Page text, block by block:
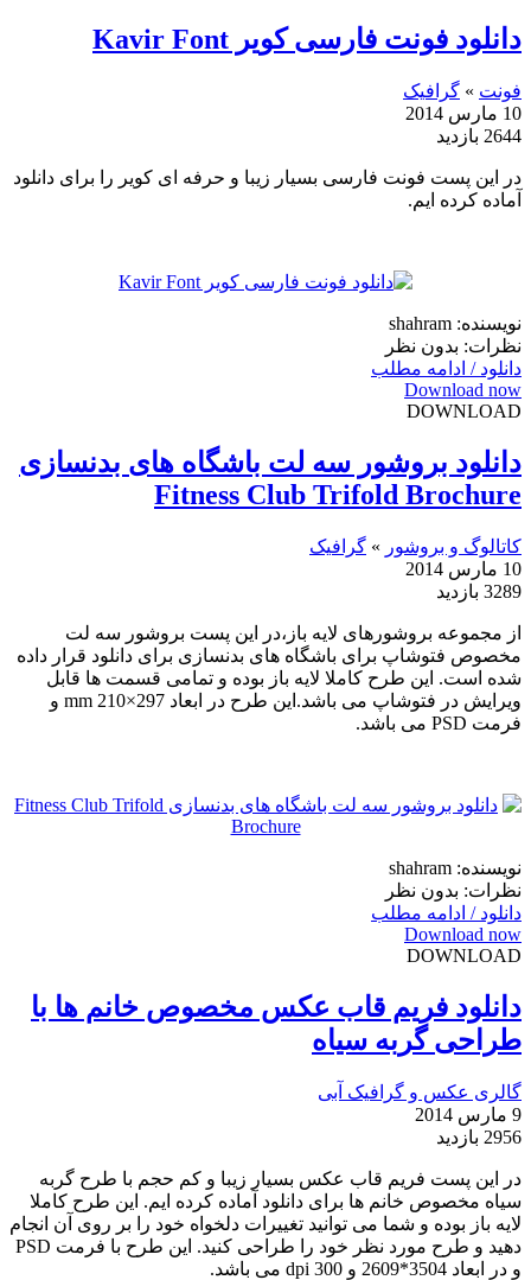
دانلود فونت فارسی کویر Kavir Font
فونت » گرافیک
10 مارس 2014
2644 بازدید
در این پست فونت فارسی بسیار زیبا و حرفه ای کویر را برای دانلود
آماده کرده ایم.
نویسنده: shahram
نظرات: بدون نظر
دانلود / ادامه مطلب
Download now
DOWNLOAD
دانلود بروشور سه لت باشگاه های بدنسازی
Fitness Club Trifold Brochure
کاتالوگ و بروشور » گرافیک
10 مارس 2014
3289 بازدید
از مجموعه بروشورهای لایه باز،در این پست بروشور سه لت
مخصوص فتوشاپ برای باشگاه های بدنسازی برای دانلود قرار داده
شده است. این طرح کاملا لایه باز بوده و تمامی قسمت ها قابل
ویرایش در فتوشاپ می باشد.این طرح در ابعاد 297×210 mm و
فرمت PSD می باشد.
نویسنده: shahram
نظرات: بدون نظر
دانلود / ادامه مطلب
Download now
DOWNLOAD
دانلود فریم قاب عکس مخصوص خانم ها با
طراحی گربه سیاه
گالری عکس و گرافیک آبی
9 مارس 2014
2956 بازدید
در این پست فریم قاب عکس بسیار زیبا و کم حجم با طرح گربه
سیاه مخصوص خانم ها برای دانلود آماده کرده ایم. این طرح کاملا
لایه باز بوده و شما می توانید تغییرات دلخواه خود را بر روی آن انجام
دهید و طرح مورد نظر خود را طراحی کنید. این طرح با فرمت PSD
و در ابعاد 3504*2609 و 300 dpi می باشد.